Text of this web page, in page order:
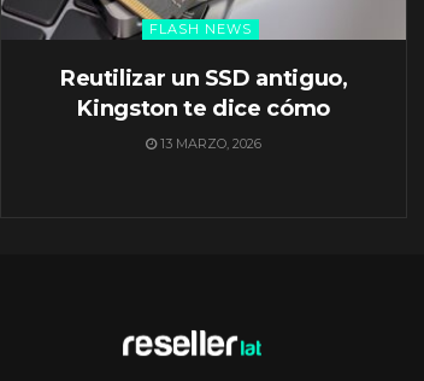
FLASH NEWS
Reutilizar un SSD antiguo,
Kingston te dice cómo
13 MARZO, 2026